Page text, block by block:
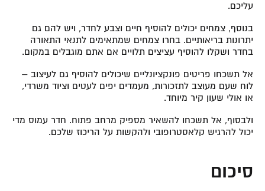
עליכם.
בנוסף, צמחים יכולים להוסיף חיים וצבע לחדר, ויש להם גם
יתרונות בריאותיים. בחרו צמחים שמתאימים לתנאי התאורה
בחדר ושקלו להוסיף עציצים תלויים אם אתם מוגבלים במקום.
אל תשכחו פריטים פונקציונליים שיכולים להוסיף גם לעיצוב –
לוח שעם מעוצב לתזכורות, מעמדים יפים לעטים וציוד משרדי,
או אולי שעון קיר מיוחד.
ולבסוף, אל תשכחו להשאיר מספיק מרחב פתוח. חדר עמוס מדי
יכול להרגיש קלאסטרופובי ולהקשות על הריכוז שלכם.
סיכום